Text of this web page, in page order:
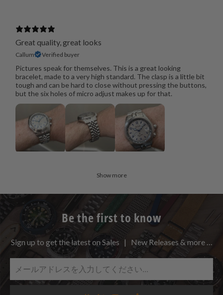
Great quality, great looks
Callum Verified buyer
Pictures speak for themselves. This is a great looking
bracelet, made to a very high standard. The clasp is a little bit
tough and can be hard to close without pressing the buttons,
but the six holes of micro adjust makes up for that.
Show more
Be the first to know
Sign up to get the latest on Sales | New Releases & more …